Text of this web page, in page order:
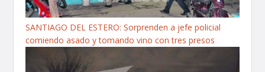
SANTIAGO DEL ESTERO: Sorprenden a jefe policial
comiendo asado y tomando vino con tres presos